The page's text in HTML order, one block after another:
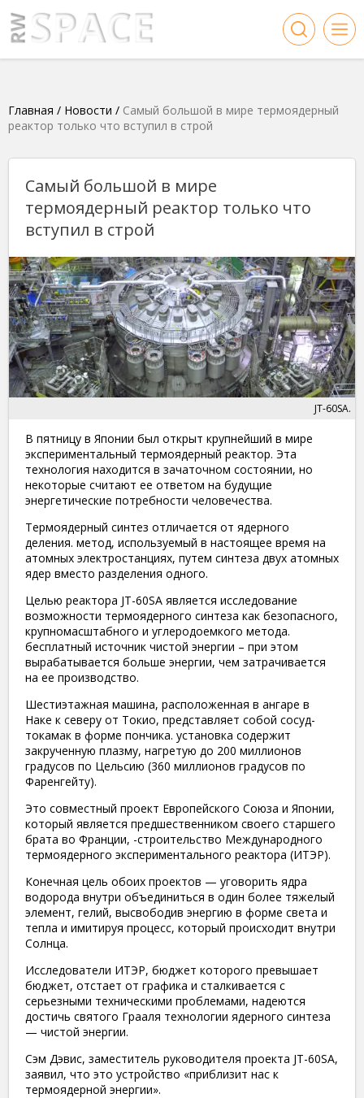
Главная / Новости / Самый большой в мире термоядерный
реактор только что вступил в строй
Самый большой в мире
термоядерный реактор только что
вступил в строй
JT-60SA.
В пятницу в Японии был открыт крупнейший в мире
экспериментальный термоядерный реактор. Эта
технология находится в зачаточном состоянии, но
некоторые считают ее ответом на будущие
энергетические потребности человечества.
Термоядерный синтез отличается от ядерного
деления. метод, используемый в настоящее время на
атомных электростанциях, путем синтеза двух атомных
ядер вместо разделения одного.
Целью реактора JT-60SA является исследование
возможности термоядерного синтеза как безопасного,
крупномасштабного и углеродоемкого метода.
бесплатный источник чистой энергии – при этом
вырабатывается больше энергии, чем затрачивается
на ее производство.
Шестиэтажная машина, расположенная в ангаре в
Наке к северу от Токио, представляет собой сосуд-
токамак в форме пончика. установка содержит
закрученную плазму, нагретую до 200 миллионов
градусов по Цельсию (360 миллионов градусов по
Фаренгейту).
Это совместный проект Европейского Союза и Японии,
который является предшественником своего старшего
брата во Франции, -строительство Международного
термоядерного экспериментального реактора (ИТЭР).
Конечная цель обоих проектов — уговорить ядра
водорода внутри объединиться в один более тяжелый
элемент, гелий, высвободив энергию в форме света и
тепла и имитируя процесс, который происходит внутри
Солнца.
Исследователи ИТЭР, бюджет которого превышает
бюджет, отстает от графика и сталкивается с
серьезными техническими проблемами, надеются
достичь святого Грааля технологии ядерного синтеза
— чистой энергии.
Сэм Дэвис, заместитель руководителя проекта JT-60SA,
заявил, что это устройство «приблизит нас к
термоядерной энергии».